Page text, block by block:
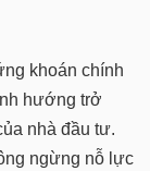
khoán chính
hướng trở
nhà đầu tư.
ngừng nỗ lực